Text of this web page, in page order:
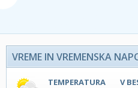
VREME IN VREMENSKA
TEMPERATURA V